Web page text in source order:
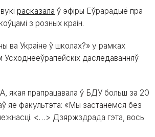
расказала ў эфіры Еўрарадыё пра
з розных краін.
ва Украіне ў школах?» у рамках
Усходнееўрапейскіх даследаванняў
якая прапрацавала ў БДУ больш за 20
яе факультэта: «Мы застанемся без
<…> Дзяржздрада гэта, вось